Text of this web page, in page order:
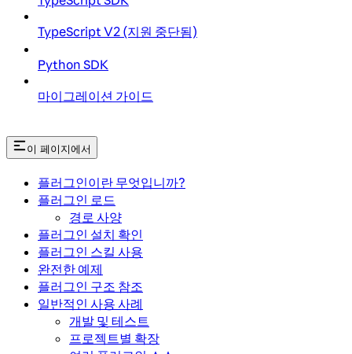
TypeScript V2 (지원 중단됨)
Python SDK
마이그레이션 가이드
이 페이지에서
플러그인이란 무엇입니까?
플러그인 로드
경로 사양
플러그인 설치 확인
플러그인 스킬 사용
완전한 예제
플러그인 구조 참조
일반적인 사용 사례
개발 및 테스트
프로젝트별 확장